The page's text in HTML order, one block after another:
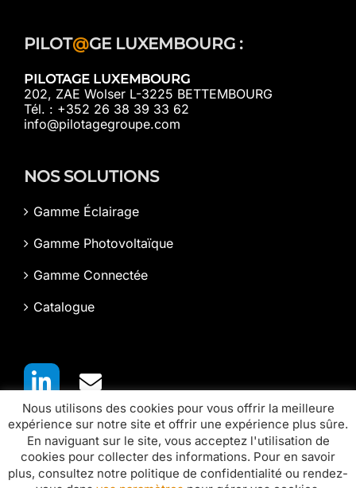
PILOT@GE LUXEMBOURG :
PILOTAGE LUXEMBOURG
202, ZAE Wolser L-3225 BETTEMBOURG
Tél. : +352 26 38 39 33 62
info@pilotagegroupe.com
NOS SOLUTIONS
Gamme Éclairage
Gamme Photovoltaïque
Gamme Connectée
Catalogue
Nous utilisons des cookies pour vous offrir la meilleure
expérience sur notre site et offrir une expérience plus sûre.
En naviguant sur le site, vous acceptez l'utilisation de
cookies pour collecter des informations. Pour en savoir
plus, consultez notre politique de confidentialité ou rendez-